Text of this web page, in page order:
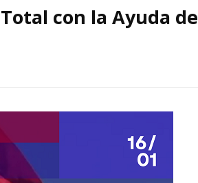
con la Ayuda de